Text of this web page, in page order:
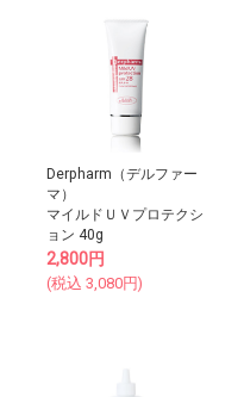
Derpharm（デルファー
マ）
マイルドＵＶプロテクシ
ョン 40g
2,800円
(税込 3,080円)